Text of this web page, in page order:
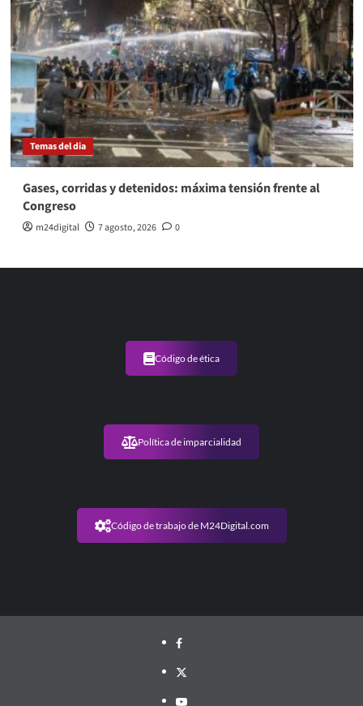
Temas del dia
Gases, corridas y detenidos: máxima tensión frente al
Congreso
m24digital 7 agosto, 2026 0
Código de ética
Política de imparcialidad
Código de trabajo de M24Digital.com